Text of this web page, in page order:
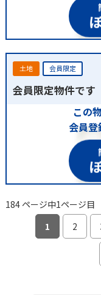
土地 会員限定
会員限定物件です
この
会員登
184 ページ中1ページ目
1
2